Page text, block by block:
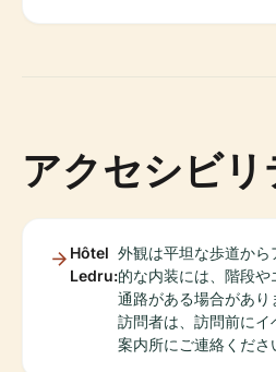
アクセシビリ
Hôtel
Ledru:
外観は平坦な歩道から
的な内装には、階段
通路がある場合があり
訪問者は、訪問前に
案内所にご連絡くださ